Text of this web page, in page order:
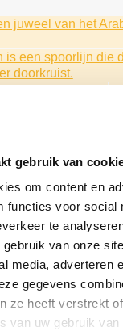
gebruik van
om content en
functies voor social
te
van onze
media, adverteren
gegevens
ze heeft verstrekt
van uw gebruik
juweel van het
is een spoorlijn die
doorkruist.
Buro
natuur
met Fox Reizen
Scenic & Emerald
Het beste aanbod
tarieven
de
Special Traffic
Dit zijn je
Cruises
Regent